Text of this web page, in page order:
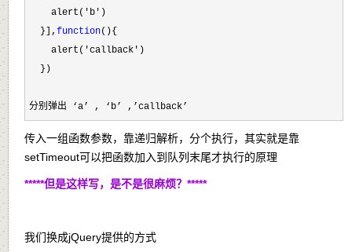
    alert(
'b' )
  }],
function(){
    alert(
'callback' )
  })
分别弹出 ‘a’ , ‘b’ ,’callback’
传入一组函数参数，靠递归解析，分个执行，其实就是靠
setTimeout可以把函数加入到队列末尾才执行的原理
*****但是这样写，是不是很麻烦？*****
我们换成jQuery提供的方式